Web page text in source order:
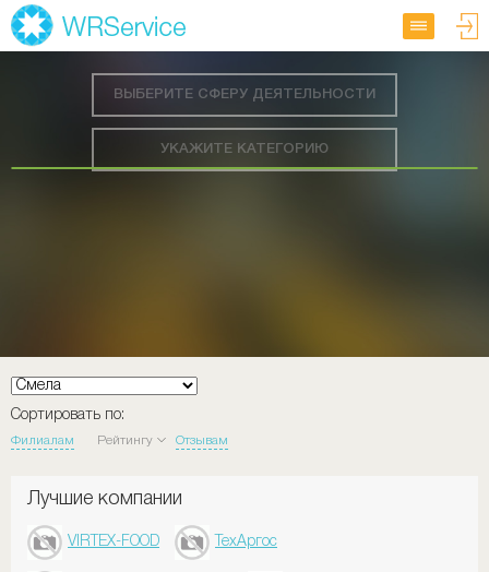
ВЫБЕРИТЕ СФЕРУ ДЕЯТЕЛЬНОСТИ
УКАЖИТЕ КАТЕГОРИЮ
Сортировать по:
Филиалам Рейтингу Отзывам
Лучшие компании
VIRTEX-FOOD ТехАргос